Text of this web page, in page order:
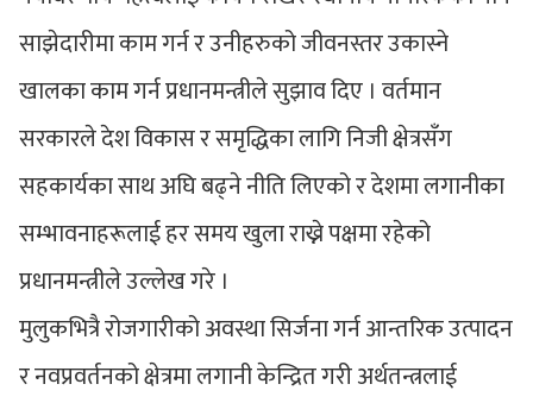
साझेदारीमा काम गर्न र उनीहरुको जीवनस्तर उकास्ने
खालका काम गर्न प्रधानमन्त्रीले सुझाव दिए । वर्तमान
सरकारले देश विकास र समृद्धिका लागि निजी क्षेत्रसँग
सहकार्यका साथ अघि बढ्ने नीति लिएको र देशमा लगानीका
सम्भावनाहरूलाई हर समय खुला राख्ने पक्षमा रहेको
प्रधानमन्त्रीले उल्लेख गरे ।
मुलुकभित्रै रोजगारीको अवस्था सिर्जना गर्न आन्तरिक उत्पादन
र नवप्रवर्तनको क्षेत्रमा लगानी केन्द्रित गरी अर्थतन्त्रलाई